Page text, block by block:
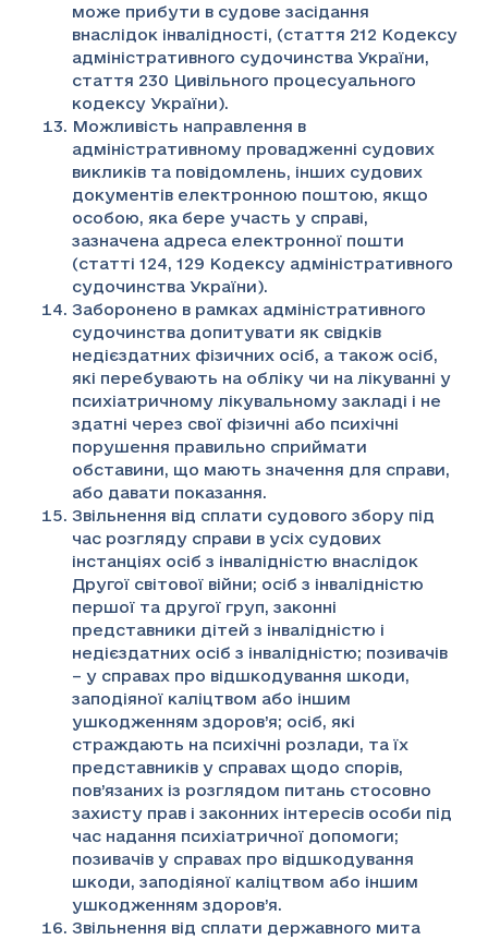
може прибути в судове засідання
внаслідок інвалідності, (стаття 212 Кодексу
адміністративного судочинства України,
стаття 230 Цивільного процесуального
кодексу України).
Можливість направлення в
адміністративному провадженні судових
викликів та повідомлень, інших судових
документів електронною поштою, якщо
особою, яка бере участь у справі,
зазначена адреса електронної пошти
(статті 124, 129 Кодексу адміністративного
судочинства України).
Заборонено в рамках адміністративного
судочинства допитувати як свідків
недієздатних фізичних осіб, а також осіб,
які перебувають на обліку чи на лікуванні у
психіатричному лікувальному закладі і не
здатні через свої фізичні або психічні
порушення правильно сприймати
обставини, що мають значення для справи,
або давати показання.
Звільнення від сплати судового збору під
час розгляду справи в усіх судових
інстанціях осіб з інвалідністю внаслідок
Другої світової війни; осіб з інвалідністю
першої та другої груп, законні
представники дітей з інвалідністю і
недієздатних осіб з інвалідністю; позивачів
– у справах про відшкодування шкоди,
заподіяної каліцтвом або іншим
ушкодженням здоров’я; осіб, які
страждають на психічні розлади, та їх
представників у справах щодо спорів,
пов’язаних із розглядом питань стосовно
захисту прав і законних інтересів особи під
час надання психіатричної допомоги;
позивачів у справах про відшкодування
шкоди, заподіяної каліцтвом або іншим
ушкодженням здоров’я.
Звільнення від сплати державного мита